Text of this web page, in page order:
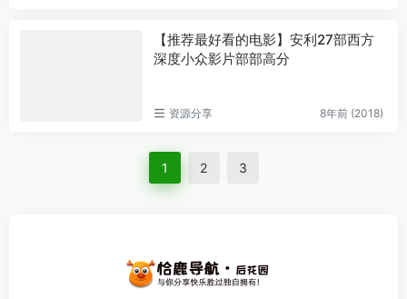
【推荐最好看的电影】安利27部西方
深度小众影片部部高分
资源分享 8年前 (2018)
1 2 3